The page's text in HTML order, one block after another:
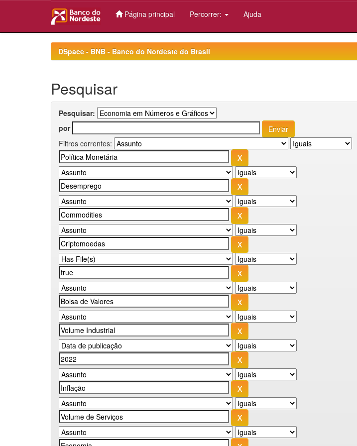
Página principal Percorrer: Ajuda
DSpace - BNB - Banco do Nordeste do Brasil
Pesquisar
Pesquisar:
por
Filtros correntes: